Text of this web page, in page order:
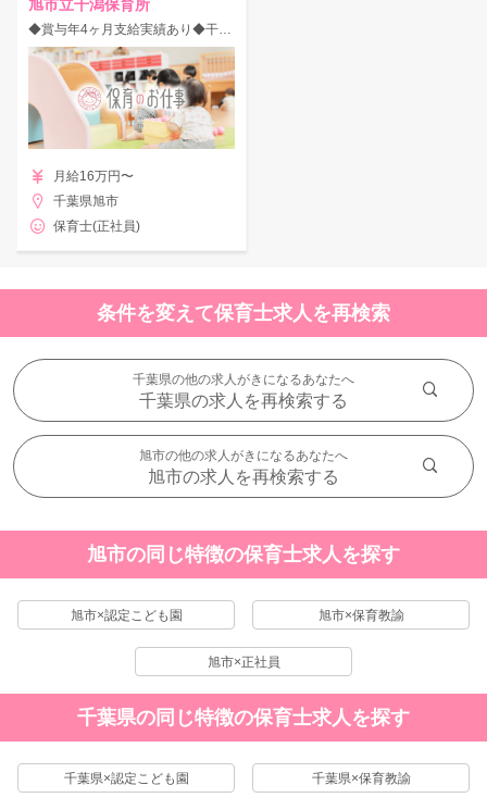
旭市立干潟保育所
◆賞与年4ヶ月支給実績あり◆干潟駅/マイカーOK！育休実績あり◎定員100名の認可保育園で保育士さん募集！
月給16万円〜
千葉県旭市
保育士(正社員)
条件を変えて保育士求人を再検索
千葉県の他の求人がきになるあなたへ
千葉県の求人を再検索する
旭市の他の求人がきになるあなたへ
旭市の求人を再検索する
旭市の同じ特徴の保育士求人を探す
旭市×認定こども園 旭市×保育教諭
旭市×正社員
千葉県の同じ特徴の保育士求人を探す
千葉県×認定こども園 千葉県×保育教諭